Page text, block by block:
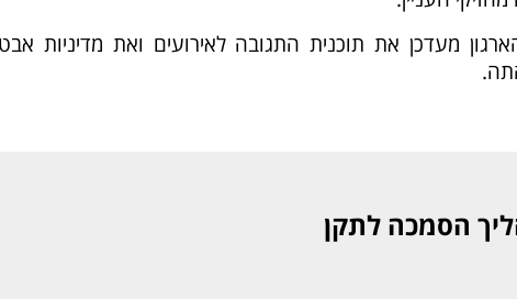
מעדכן את תוכנית התגובה לאירועים ואת מדיניות
הסמכה לתקן